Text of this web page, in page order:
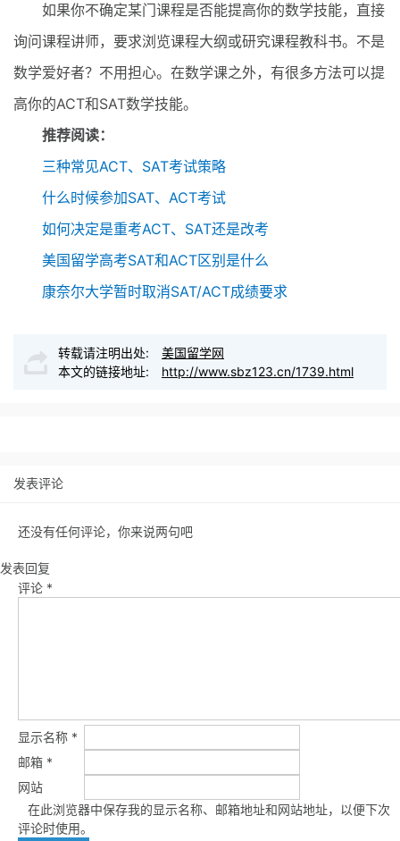
如果你不确定某门课程是否能提高你的数学技能，直接
询问课程讲师，要求浏览课程大纲或研究课程教科书。不是
数学爱好者？不用担心。在数学课之外，有很多方法可以提
高你的ACT和SAT数学技能。
推荐阅读：
三种常见ACT、SAT考试策略
什么时候参加SAT、ACT考试
如何决定是重考ACT、SAT还是改考
美国留学高考SAT和ACT区别是什么
康奈尔大学暂时取消SAT/ACT成绩要求
转载请注明出处:
美国留学网
本文的链接地址:
http://www.sbz123.cn/1739.html
发表评论
还没有任何评论，你来说两句吧
发表回复
评论 *
显示名称 *
邮箱 *
网站
在此浏览器中保存我的显示名称、邮箱地址和网站地址，以便下次
评论时使用。